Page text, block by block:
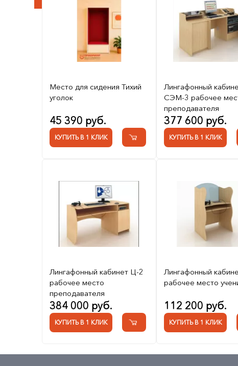
Место для сидения Тихий
уголок
45 390 руб.
КУПИТЬ В 1 КЛИК
Лингафонный
СЭМ-3 рабочее
преподавателя
377 600 руб.
КУПИТЬ В 1 КЛИК
Лингафонный кабинет Ц-2
рабочее место
преподавателя
384 000 руб.
КУПИТЬ В 1 КЛИК
Лингафонный
рабочее место
112 200 руб.
КУПИТЬ В 1 КЛИК